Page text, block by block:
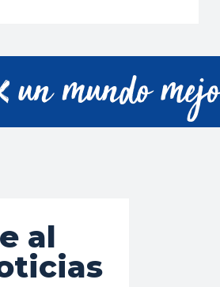
al